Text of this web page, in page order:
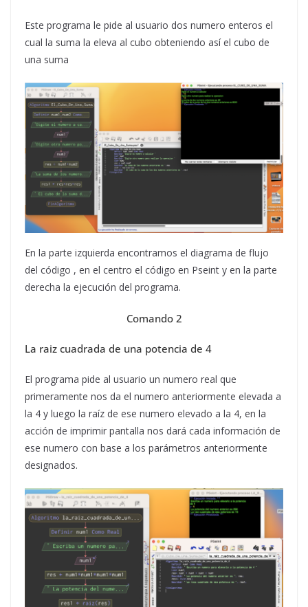
Este programa le pide al usuario dos numero enteros el
cual la suma la eleva al cubo obteniendo así el cubo de
una suma
En la parte izquierda encontramos el diagrama de flujo
del código , en el centro el código en Pseint y en la parte
derecha la ejecución del programa.
Comando 2
La raiz cuadrada de una potencia de 4
El programa pide al usuario un numero real que
primeramente nos da el numero anteriormente elevada a
la 4 y luego la raíz de ese numero elevado a la 4, en la
acción de imprimir pantalla nos dará cada información de
ese numero con base a los parámetros anteriormente
designados.